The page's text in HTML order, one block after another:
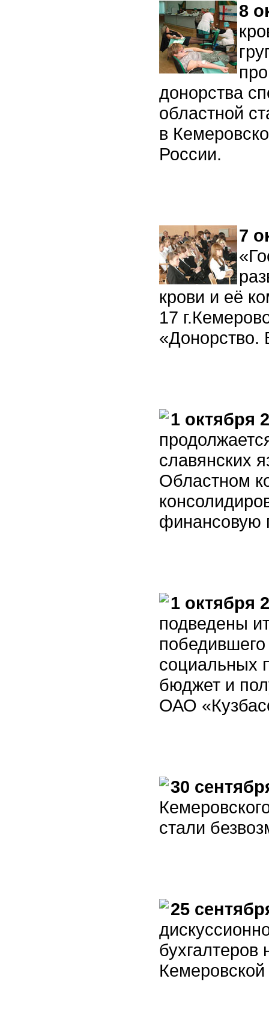
8
донорства
областной
в
России.
7
крови и её
17
«Донорство.
1 октября
славянских
Областном
финансовую
1 октября
подведены
социальных
бюджет и
ОАО
30
стали
25
бухгалтеров